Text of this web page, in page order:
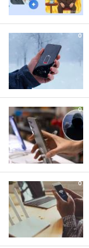
0
0
0